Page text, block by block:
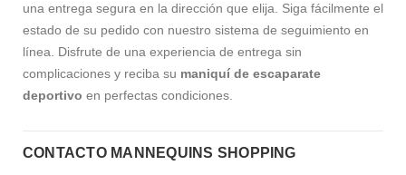
una entrega segura en la dirección que elija. Siga fácilmente el
estado de su pedido con nuestro sistema de seguimiento en
línea. Disfrute de una experiencia de entrega sin
complicaciones y reciba su maniquí de escaparate
deportivo en perfectas condiciones.
CONTACTO MANNEQUINS SHOPPING